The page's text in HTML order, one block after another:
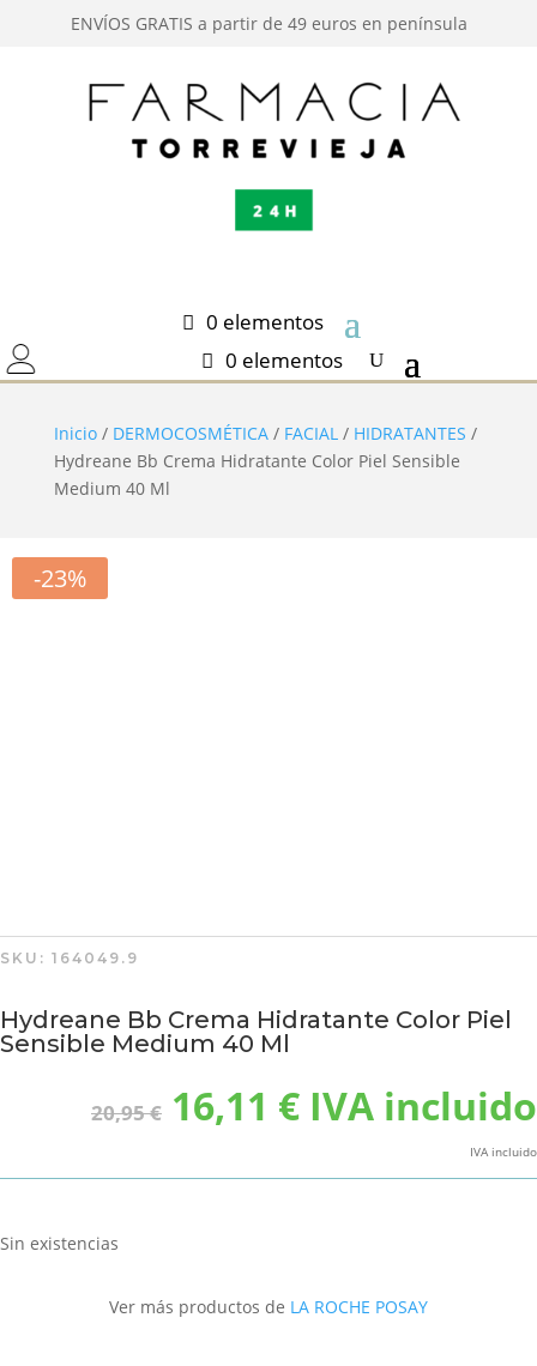
ENVÍOS GRATIS a partir de 49 euros en península
0 elementos
0 elementos
Inicio/ DERMOCOSMÉTICA/ FACIAL/ HIDRATANTES /
Hydreane Bb Crema Hidratante Color Piel Sensible
Medium 40 Ml
-23%
SKU: 164049.9
Hydreane Bb Crema Hidratante Color Piel
Sensible Medium 40 Ml
20,95€ El
precio
era:
16,11 €El
precio
es:
IVA incluido
IVA incluido
Sin existencias
Ver más productos de LA ROCHE POSAY